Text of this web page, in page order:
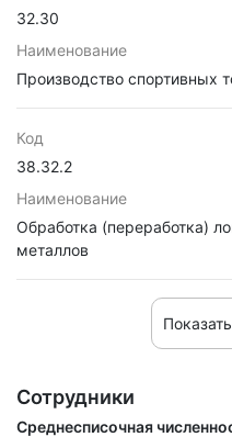
32.30
Наименование
Производство спортивных
Код
38.32.2
Наименование
Обработка (переработка)
металлов
Сотрудники
Среднесписочная